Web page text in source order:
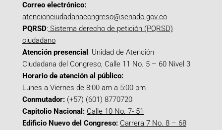
Correo electrónico:
atencionciudadanacongreso@senado.gov.co
PQRSD: Sistema derecho de petición (PQRSD)
ciudadano
Atención presencial : Unidad de Atención
Ciudadana del Congreso, Calle 11 No. 5 – 60 Nivel 3
Horario de atención al público:
Lunes a Viernes de 8:00 am a 5:00 pm
Conmutador: (+57) (601) 8770720
Capitolio Nacional: Calle 10 No. 7- 51
Edificio Nuevo del Congreso: Carrera 7 No. 8 – 68